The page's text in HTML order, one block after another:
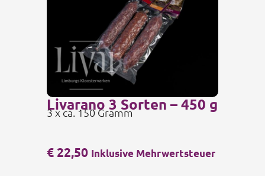
€22,50 Inklusive Mehrwertsteuer
Livarano 3 Sorten – 450 g
3 x ca. 150 Gramm